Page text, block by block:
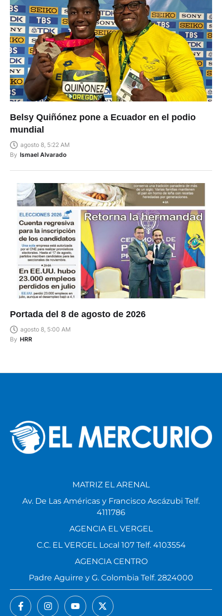
Belsy Quiñónez pone a Ecuador en el podio
mundial
agosto 8, 5:22 AM
By Ismael Alvarado
Portada del 8 de agosto de 2026
agosto 8, 5:00 AM
By HRR
MATRIZ EL ARENAL
Av. De Las Américas y Francisco Ascázubi Telf.
4111786
AGENCIA EL VERGEL
C.C. EL VERGEL Local 107 Telf. 4103554
AGENCIA CENTRO
Padre Aguirre y G. Colombia Telf. 2824000